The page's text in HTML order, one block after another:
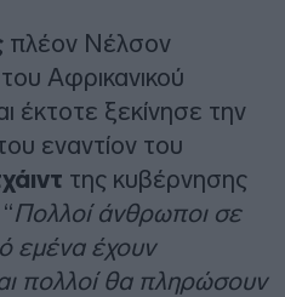
πλέον Νέλσον
Αφρικανικού
έκτοτε ξεκίνησε την
εναντίον του
της κυβέρνησης
Πολλοί άνθρωποι σε
εμένα έχουν
πολλοί θα πληρώσουν